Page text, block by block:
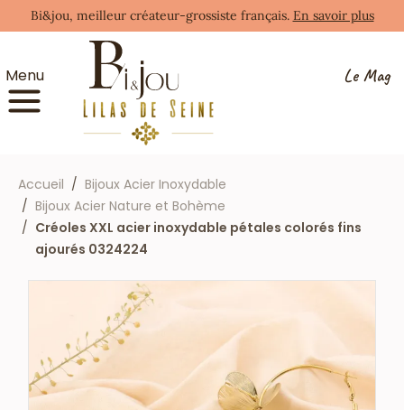
Bi&jou, meilleur créateur-grossiste français. En savoir plus
Menu Le Mag
Accueil
Bijoux Acier Inoxydable
Bijoux Acier Nature et Bohème
Créoles XXL acier inoxydable pétales colorés fins
ajourés 0324224